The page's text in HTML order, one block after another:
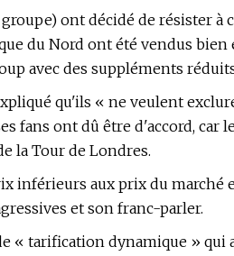
ont décidé de résister à
du Nord ont été vendus bien
avec des suppléments
qu'ils « ne veulent
fans ont dû être d'accord,
la Tour de Londres.
inférieurs aux prix du marché
et son franc-parler.
« tarification dynamique » qui